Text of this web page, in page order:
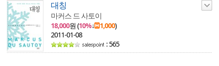
대칭
마커스 드 사토이
18,000원 (10%↓ 1,000)
2011-01-08
: 565